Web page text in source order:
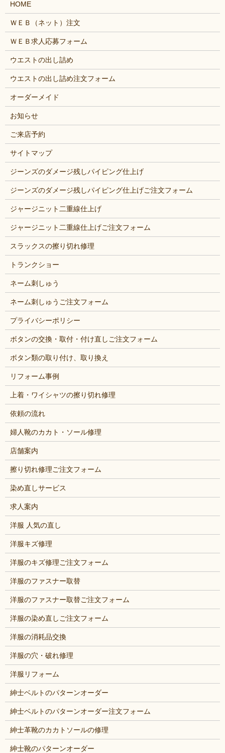
HOME
ＷＥＢ（ネット）注文
ＷＥＢ求人応募フォーム
ウエストの出し詰め
ウエストの出し詰め注文フォーム
オーダーメイド
お知らせ
ご来店予約
サイトマップ
ジーンズのダメージ残しパイピング仕上げ
ジーンズのダメージ残しパイピング仕上げご注文フォーム
ジャージニット二重線仕上げ
ジャージニット二重線仕上げご注文フォーム
スラックスの擦り切れ修理
トランクショー
ネーム刺しゅう
ネーム刺しゅうご注文フォーム
プライバシーポリシー
ボタンの交換・取付・付け直しご注文フォーム
ボタン類の取り付け、取り換え
リフォーム事例
上着・ワイシャツの擦り切れ修理
依頼の流れ
婦人靴のカカト・ソール修理
店舗案内
擦り切れ修理ご注文フォーム
染め直しサービス
求人案内
洋服 人気の直し
洋服キズ修理
洋服のキズ修理ご注文フォーム
洋服のファスナー取替
洋服のファスナー取替ご注文フォーム
洋服の染め直しご注文フォーム
洋服の消耗品交換
洋服の穴・破れ修理
洋服リフォーム
紳士ベルトのパターンオーダー
紳士ベルトのパターンオーダー注文フォーム
紳士革靴のカカトソールの修理
紳士靴のパターンオーダー